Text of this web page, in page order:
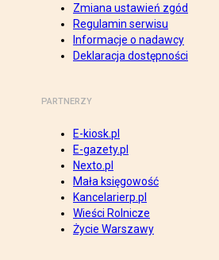
Zmiana ustawień zgód
Regulamin serwisu
Informacje o nadawcy
Deklaracja dostępności
PARTNERZY
E-kiosk.pl
E-gazety.pl
Nexto.pl
Mała księgowość
Kancelarierp.pl
Wieści Rolnicze
Życie Warszawy